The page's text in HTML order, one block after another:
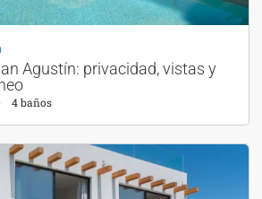
Agustín: privacidad, vistas y
4 baños